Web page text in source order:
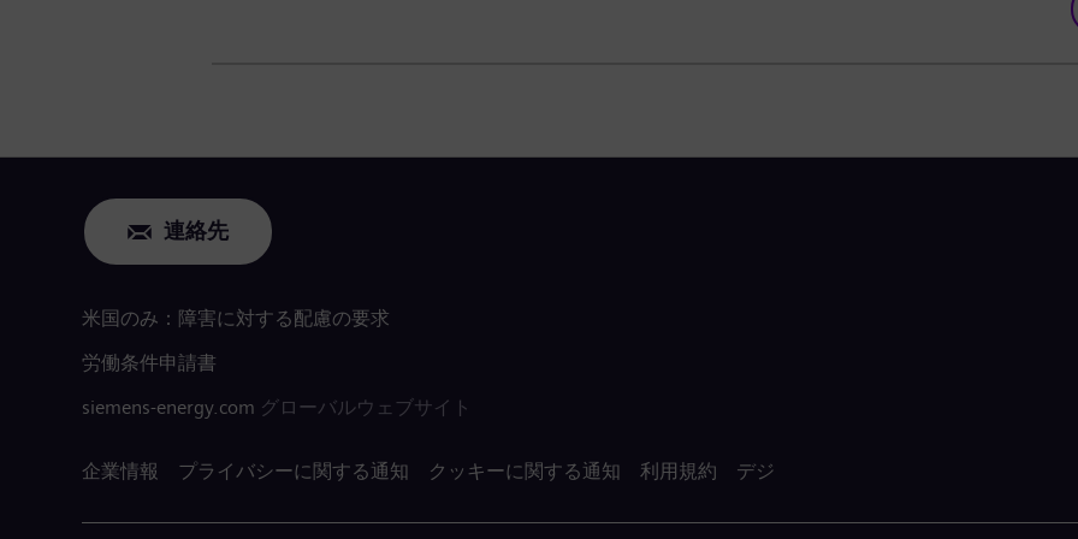
連絡先
米国のみ：障害に対する配慮の要求
労働条件申請書
siemens-energy.com グローバルウェブサイト
企業情報 プライバシーに関する通知 クッキーに関する通知 利用規約 デジ